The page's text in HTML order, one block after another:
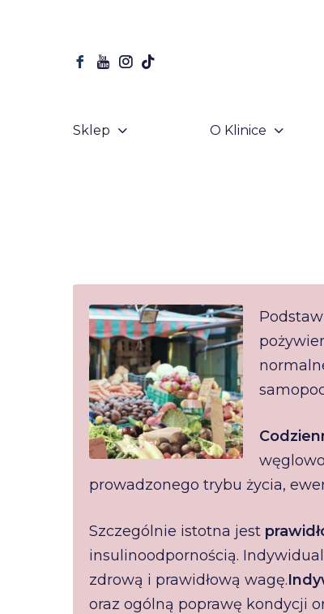
Sklep O Klinice
prowadzonego trybu życia,
Szczególnie istotna jest
insulinoodpornością.
zdrową i prawidłową wagę.
oraz ogólną poprawę kondycji